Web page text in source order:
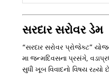
સરદાર સરોવર ડેમ
“સરદાર સરોવર પ્રોજેક્ટ”
મા જન્મદિવસના પ્રસંગે,
સુધી ખૂબ વિવાદનો વિષય